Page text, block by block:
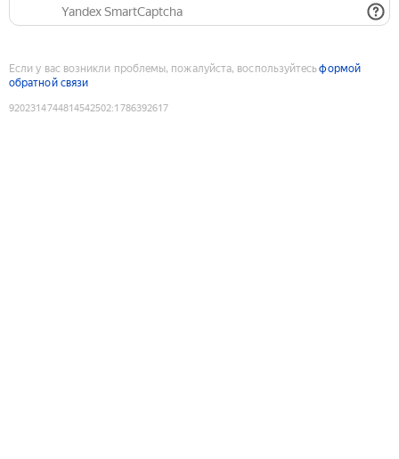
Yandex SmartCaptcha
Если у вас возникли проблемы, пожалуйста, воспользуйтесьформой
обратной связи
9202314744814542502:1786392617